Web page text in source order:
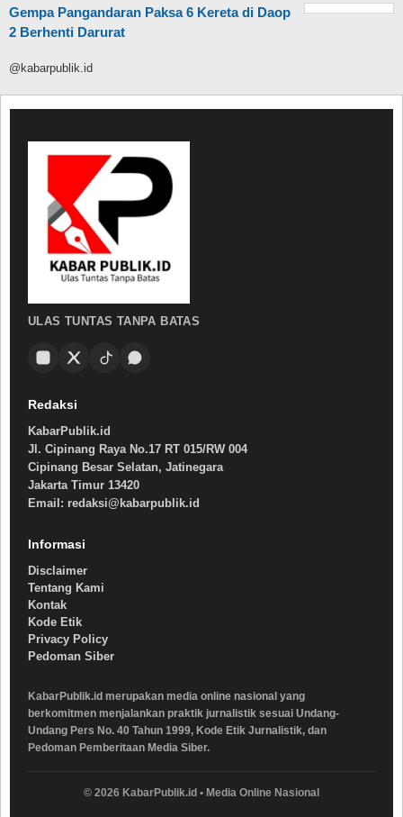
Gempa Pangandaran Paksa 6 Kereta di Daop
2 Berhenti Darurat
@kabarpublik.id
ULAS TUNTAS TANPA BATAS
Redaksi
KabarPublik.id
Jl. Cipinang Raya No.17 RT 015/RW 004
Cipinang Besar Selatan, Jatinegara
Jakarta Timur 13420
Email: redaksi@kabarpublik.id
Informasi
Disclaimer
Tentang Kami
Kontak
Kode Etik
Privacy Policy
Pedoman Siber
KabarPublik.id merupakan media online nasional yang
berkomitmen menjalankan praktik jurnalistik sesuai Undang-
Undang Pers No. 40 Tahun 1999, Kode Etik Jurnalistik, dan
Pedoman Pemberitaan Media Siber.
© 2026 KabarPublik.id • Media Online Nasional